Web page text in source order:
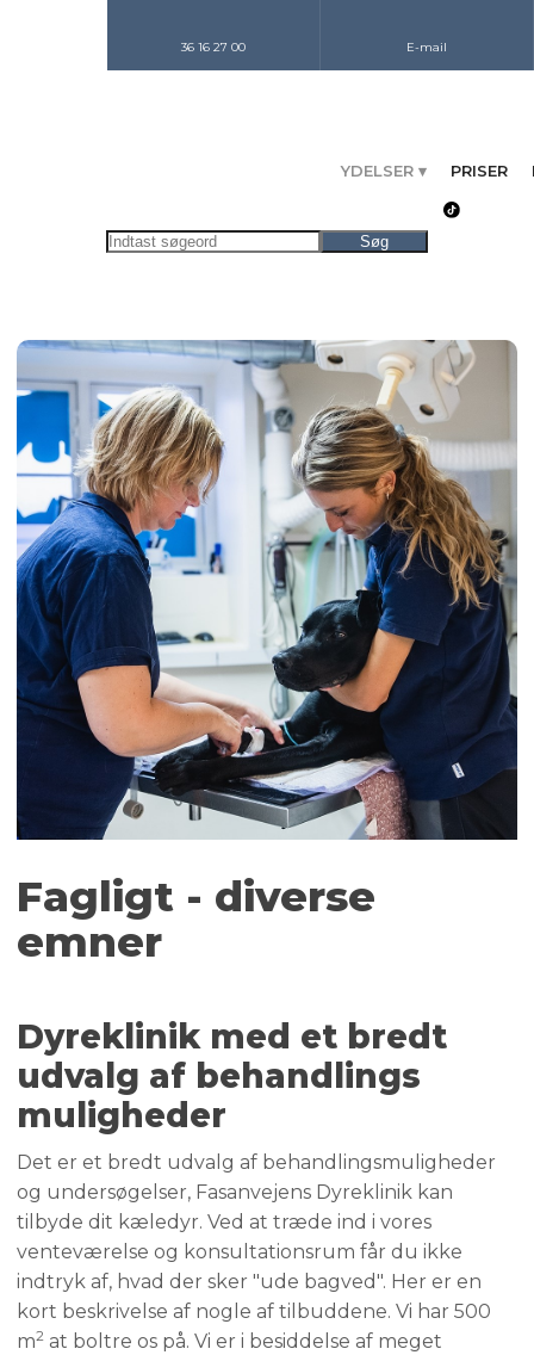
36 16 27 00 E-mail
YDELSER ▾ PRISER
​Fagligt - diverse
emner​
Dyreklinik med et bredt
udvalg af behandlings
muligheder​
Det er et bredt udvalg af behandlingsmuligheder
og undersøgelser, Fasanvejens Dyreklinik kan
tilbyde dit kæledyr. Ved at træde ind i vores
venteværelse og konsultationsrum får du ikke
indtryk af, hvad der sker "ude bagved". Her er en
kort beskrivelse ​af nogle af tilbuddene. ​Vi har 500
m2 at boltre os på.​ Vi er i besiddelse af meget